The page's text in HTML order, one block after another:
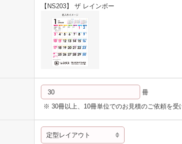
【NS203】 ザ レインボー
冊
※ 30冊以上、10冊単位でのお見積のご依頼を受